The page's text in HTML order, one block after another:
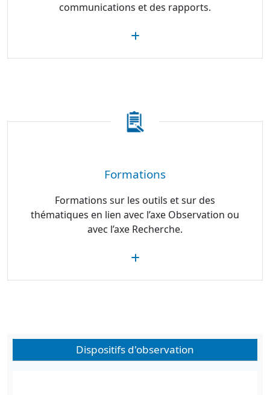
communications et des rapports.
Formations
Formations sur les outils et sur des
thématiques en lien avec l’axe Observation ou
avec l’axe Recherche.
Dispositifs d'observation